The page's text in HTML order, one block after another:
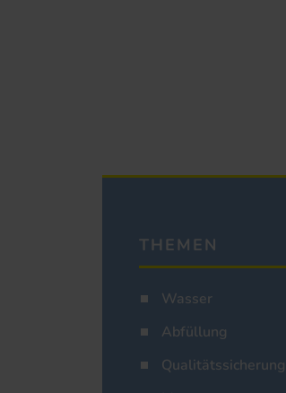
THEMEN
Wasser
Abfüllung
Qualitätssicherung